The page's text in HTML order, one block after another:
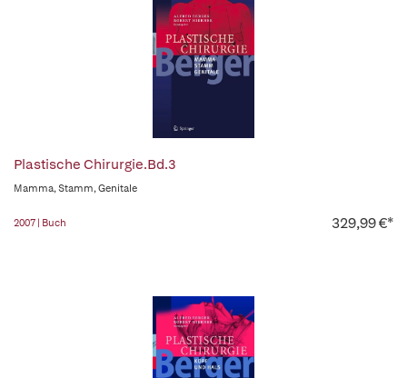
Plastische Chirurgie.Bd.3
Mamma, Stamm, Genitale
2007 | Buch 329,99 €*